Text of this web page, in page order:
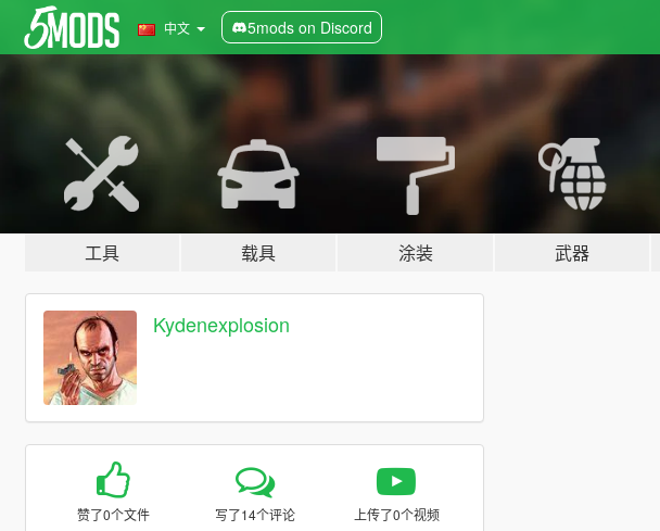
中文 5mods on Discord
工具 载具 涂装 武器
Kydenexplosion
赞了0个文件 写了14个评论 上传了0个视频